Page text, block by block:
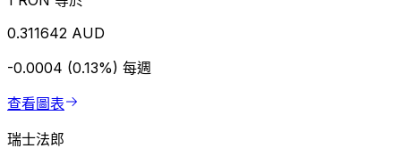
0.311642 AUD
-0.0004 (0.13%) 每週
查看圖表
瑞士法郎